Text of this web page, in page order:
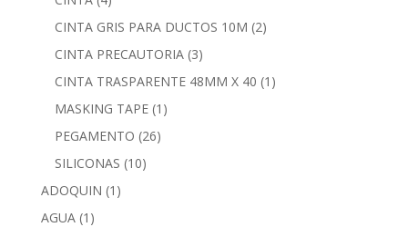
CINTA GRIS PARA DUCTOS 10M (2)
CINTA PRECAUTORIA (3)
CINTA TRASPARENTE 48MM X 40 (1)
MASKING TAPE (1)
PEGAMENTO (26)
SILICONAS (10)
ADOQUIN (1)
AGUA (1)